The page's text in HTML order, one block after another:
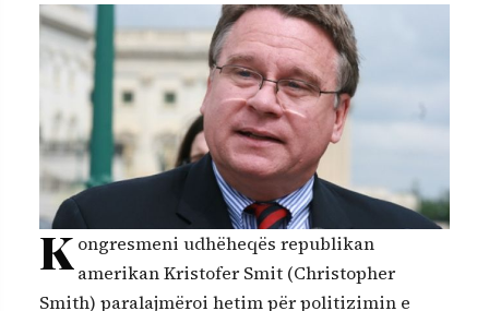
K ongresmeni udhëheqës republikan
amerikan Kristofer Smit (Christopher
Smith) paralajmëroi hetim për politizimin e